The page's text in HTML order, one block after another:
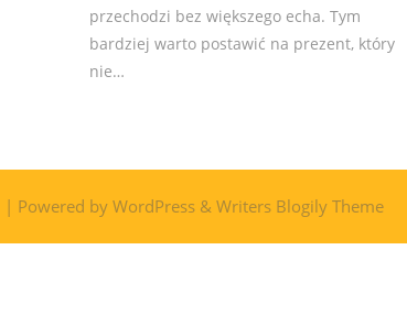
przechodzi bez większego echa. Tym
bardziej warto postawić na prezent, który
nie…
| Powered by WordPress & Writers Blogily Theme